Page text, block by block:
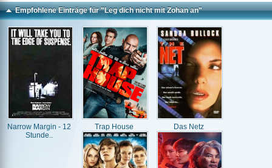
Empfohlene Einträge für "Leg dich nicht mit Zohan an"
Narrow Margin - 12
Stunde..
Trap House Das Netz